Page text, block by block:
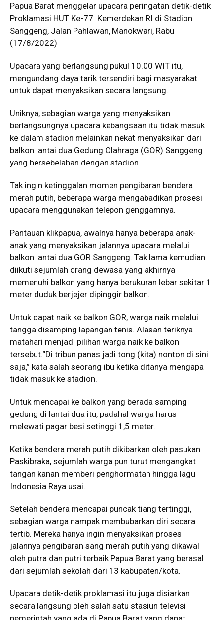
Papua Barat menggelar upacara peringatan detik-detik
Proklamasi HUT Ke-77 Kemerdekan RI di Stadion
Sanggeng, Jalan Pahlawan, Manokwari, Rabu
(17/8/2022)
Upacara yang berlangsung pukul 10.00 WIT itu,
mengundang daya tarik tersendiri bagi masyarakat
untuk dapat menyaksikan secara langsung.
Uniknya, sebagian warga yang menyaksikan
berlangsungnya upacara kebangsaan itu tidak masuk
ke dalam stadion melainkan nekat menyaksikan dari
balkon lantai dua Gedung Olahraga (GOR) Sanggeng
yang bersebelahan dengan stadion.
Tak ingin ketinggalan momen pengibaran bendera
merah putih, beberapa warga mengabadikan prosesi
upacara menggunakan telepon genggamnya.
Pantauan klikpapua, awalnya hanya beberapa anak-
anak yang menyaksikan jalannya upacara melalui
balkon lantai dua GOR Sanggeng. Tak lama kemudian
diikuti sejumlah orang dewasa yang akhirnya
memenuhi balkon yang hanya berukuran lebar sekitar 1
meter duduk berjejer dipinggir balkon.
Untuk dapat naik ke balkon GOR, warga naik melalui
tangga disamping lapangan tenis. Alasan teriknya
matahari menjadi pilihan warga naik ke balkon
tersebut.“Di tribun panas jadi tong (kita) nonton di sini
saja,” kata salah seorang ibu ketika ditanya mengapa
tidak masuk ke stadion.
Untuk mencapai ke balkon yang berada samping
gedung di lantai dua itu, padahal warga harus
melewati pagar besi setinggi 1,5 meter.
Ketika bendera merah putih dikibarkan oleh pasukan
Paskibraka, sejumlah warga pun turut mengangkat
tangan kanan memberi penghormatan hingga lagu
Indonesia Raya usai.
Setelah bendera mencapai puncak tiang tertinggi,
sebagian warga nampak membubarkan diri secara
tertib. Mereka hanya ingin menyaksikan proses
jalannya pengibaran sang merah putih yang dikawal
oleh putra dan putri terbaik Papua Barat yang berasal
dari sejumlah sekolah dari 13 kabupaten/kota.
Upacara detik-detik proklamasi itu juga disiarkan
secara langsung oleh salah satu stasiun televisi
pemerintah yang ada di Papua Barat yang dapat